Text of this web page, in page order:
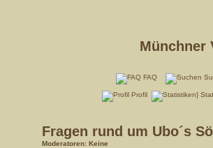
Münchner
FAQ
Profil
Fragen rund um Ubo´s
Moderatoren: Keine